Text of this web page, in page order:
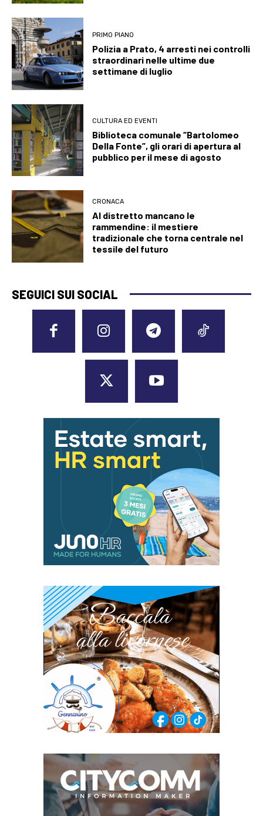
PRIMO PIANO
Polizia a Prato, 4 arresti nei controlli
straordinari nelle ultime due
settimane di luglio
CULTURA ED EVENTI
Biblioteca comunale “Bartolomeo
Della Fonte”, gli orari di apertura al
pubblico per il mese di agosto
CRONACA
Al distretto mancano le
rammendine: il mestiere
tradizionale che torna centrale nel
tessile del futuro
SEGUICI SUI SOCIAL